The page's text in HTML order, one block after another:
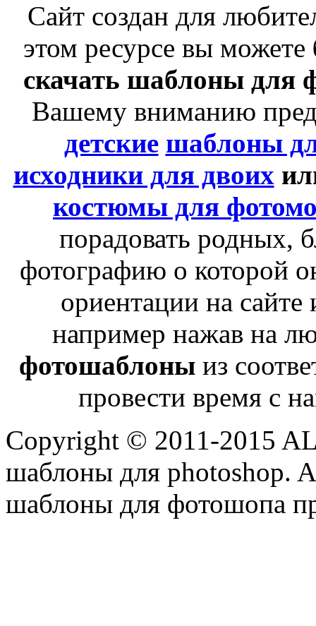
Сайт создан для
этом ресурсе вы можете
скачать шаблоны для
Вашему вниманию
детские шаблоны
исходники для двоих
костюмы для
порадовать родных,
фотографию о которой
ориентации на сайте
например нажав на
фотошаблоныиз
провести время с
Copyright © 2011-2015
шаблоны для photoshop.
шаблоны для фотошопа